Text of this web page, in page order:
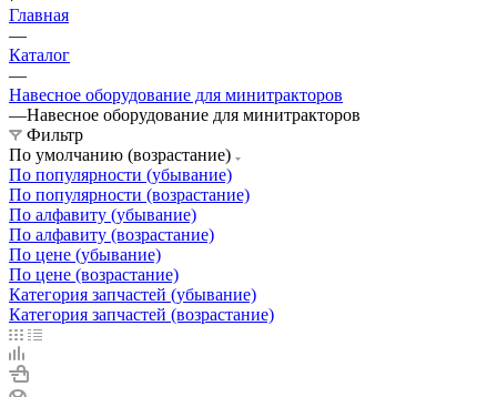
Главная
—
Каталог
—
Навесное оборудование для минитракторов
—Навесное оборудование для минитракторов
Фильтр
По умолчанию (возрастание)
По популярности (убывание)
По популярности (возрастание)
По алфавиту (убывание)
По алфавиту (возрастание)
По цене (убывание)
По цене (возрастание)
Категория запчастей (убывание)
Категория запчастей (возрастание)